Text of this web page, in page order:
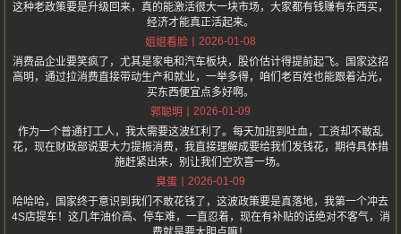
这种老政策要是升级回来，真的能激活很大一块市场，大家都有钱赚有东西买，
经济才能真正活起来。
姐姐看脸
2026-01-08
消费品企业要笑疯了，尤其是家电和汽车板块，股价估计得提前起飞。国家这招
高明，通过拉消费直接带动生产和就业，一举多得，咱们老百姓也能跟着沾光，
买东西便宜点多好啊。
郭聪明
2026-01-09
作为一个普通打工人，我太需要这波红利了。每天加班到吐血，工资却不敢乱
花，现在财政部说要大力提振消费，我直接理解成要给我们发钱花，期待具体措
施赶紧出来，别让我们空欢喜一场。
臭蛋
2026-01-09
哈哈哈，国家终于意识到我们不敢花钱了，这波政策要是真落地，我第一个冲去
4S店提车！这几年油价高、停车难，一直忍着，现在有补贴的话绝对不客气，消